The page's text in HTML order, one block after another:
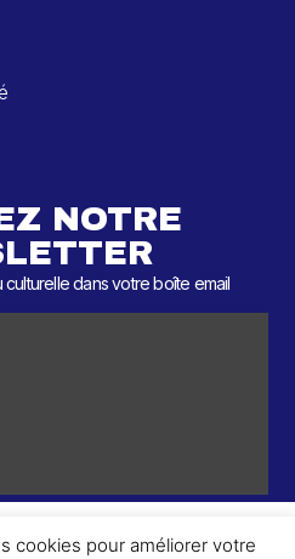
NOTRE
dans votre boîte email
cookies pour améliorer votre